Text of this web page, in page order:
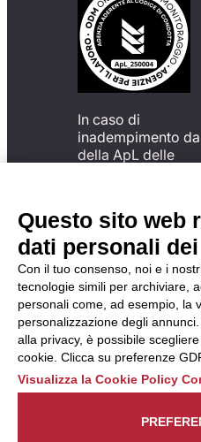
In caso di
inadempimento
della ApL delle
del Codice di
possibile
reclamo
all’Organismo di
Monitoraggio
una delle modalità
descritte al
indirizzo web
https://odm-
agenzielavoro.it/
Questo sito web
dati personali
Con il tuo consenso, noi e i
tecnologie simili per archiviare,
personali come, ad esempio, la
personalizzazione degli
alla privacy, è possibile
cookie. Clicca su preferenze
Visualizza la Cookie Policy